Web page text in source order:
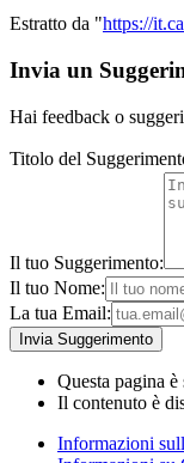
Estratto da "https://
Invia un
Hai feedback o
Titolo del
Il tuo Suggerimento:
Il tuo Nome:
La tua Email:
Questa pagina
Il contenuto è
Informazioni